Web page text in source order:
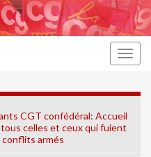
CGT confédéral: Accueil
celles et ceux qui fuient
conflits armés